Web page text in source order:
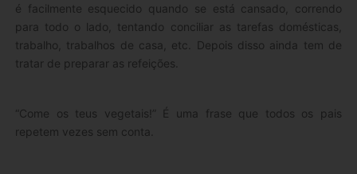
é facilmente esquecido quando se está cansado, correndo
para todo o lado, tentando conciliar as tarefas domésticas,
trabalho, trabalhos de casa, etc. Depois disso ainda tem de
tratar de preparar as refeições.
“Come os teus vegetais!” É uma frase que todos os pais
repetem vezes sem conta.